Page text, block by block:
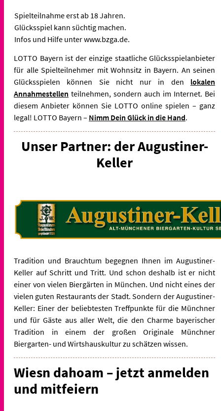
Spielteilnahme erst ab 18 Jahren.
Glücksspiel kann süchtig machen.
Infos und Hilfe unter www.bzga.de.
LOTTO Bayern ist der einzige staatliche Glücksspielanbieter
für alle Spielteilnehmer mit Wohnsitz in Bayern. An seinen
Glücksspielen können Sie nicht nur in den lokalen
Annahmestellen teilnehmen, sondern auch im Internet. Bei
diesem Anbieter können Sie LOTTO online spielen – ganz
legal! LOTTO Bayern – Nimm Dein Glück in die Hand.
Unser Partner: der Augustiner-
Keller
Tradition und Brauchtum begegnen Ihnen im Augustiner-
Keller auf Schritt und Tritt. Und schon deshalb ist er nicht
einer von vielen Biergärten in München. Und nicht eines der
vielen guten Restaurants der Stadt. Sondern der Augustiner-
Keller: Einer der beliebtesten Treffpunkte für die Münchner
und für Gäste aus aller Welt, die den Charme bayerischer
Tradition in einem der großen Originale Münchner
Biergarten- und Wirtshauskultur zu schätzen wissen.
Wiesn dahoam – jetzt anmelden
und mitfeiern